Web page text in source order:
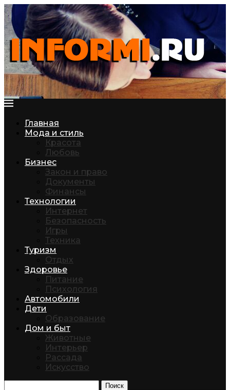
Главная
Мода и стиль
Красота
Любовь
Бизнес
Закон и право
Документы
Финансы
Технологии
Интернет
Безопасность
Игры
Техника
Туризм
Отдых
Здоровье
Питание
Психология
Автомобили
Дети
Образование
Дом и быт
Животные
Интерьер
Рассада
Искусство
Поиск